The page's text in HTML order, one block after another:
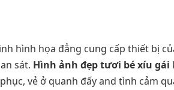
hình họa đẳng cung cấp thiết bị
sát. Hình ảnh đẹp tươi bé xíu gái
vẻ ở quanh đấy and tình cảm